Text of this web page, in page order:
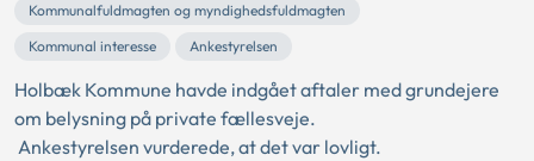
Kommunalfuldmagten og myndighedsfuldmagten
Kommunal interesse
Ankestyrelsen
Holbæk Kommune havde indgået aftaler med grundejere
om belysning på private fællesveje.
Ankestyrelsen vurderede, at det var lovligt.